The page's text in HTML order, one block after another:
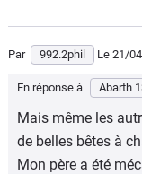
Par 992.2phil Le 21/
En réponse à Abarth
Mais même les
de belles bêtes à
Mon père a été